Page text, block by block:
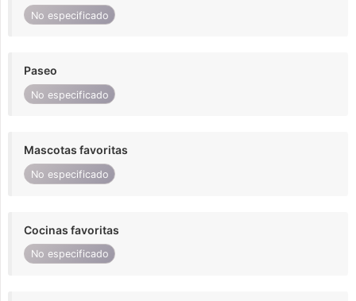
No especificado
Paseo
No especificado
Mascotas favoritas
No especificado
Cocinas favoritas
No especificado